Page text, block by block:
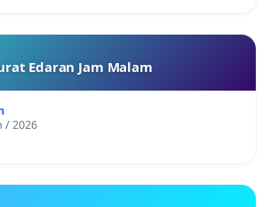
Edaran Jam Malam
/ 2026